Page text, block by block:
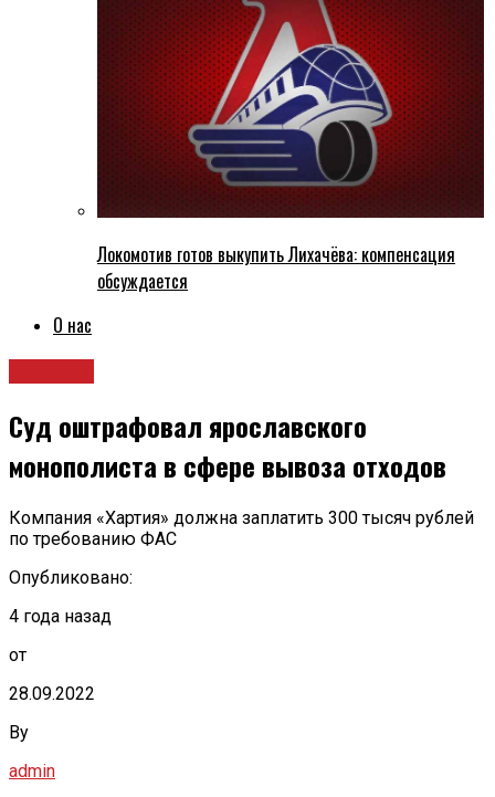
Локомотив готов выкупить Лихачёва: компенсация
обсуждается
О нас
Суд оштрафовал ярославского
монополиста в сфере вывоза отходов
Компания «Хартия» должна заплатить 300 тысяч рублей
по требованию ФАС
Опубликовано:
4 года назад
от
28.09.2022
By
admin